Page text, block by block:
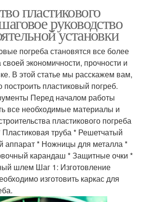
пластикового
руководство
установки
погреба становятся все более
экономичности, прочности и
В этой статье мы расскажем вам,
построить пластиковый погреб.
Перед началом работы
все необходимые материалы и
пластикового погреба
труба * Решетчатый
аппарат * Ножницы для металла *
карандаш * Защитные очки *
шлем Шаг 1: Изготовление
изготовить каркас для